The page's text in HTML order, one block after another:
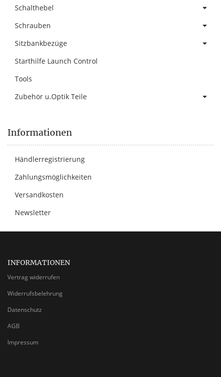
Schalthebel
Schrauben
Sitzbankbezüge
Starthilfe Launch Control
Tools
Zubehör u.Optik Teile
Informationen
Händlerregistrierung
Zahlungsmöglichkeiten
Versandkosten
Newsletter
INFORMATIONEN
Vertrag widerrufen
Widerrufsbelehrung
Datenschutz
AGB
Impressum